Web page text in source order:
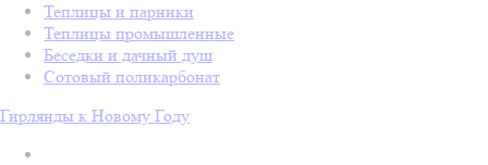
Теплицы и парники
Теплицы промышленные
Беседки и дачный душ
Сотовый поликарбонат
Гирлянды к Новому Году